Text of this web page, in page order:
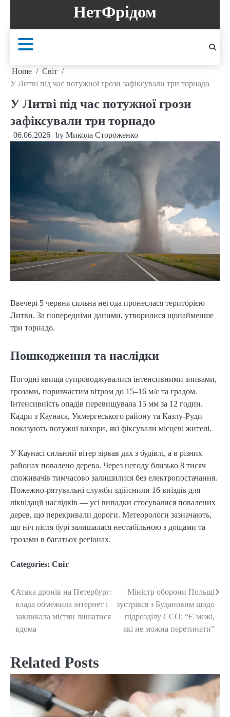
content
НетФрідом
Home
Світ
У Литві під час потужної грози зафіксували три торнадо
У Литві під час потужної грози
зафіксували три торнадо
06.06.2026 by Микола Стороженко
Ввечері 5 червня сильна негода пронеслася територією
Литви. За попередніми даними, утворилися щонайменше
три торнадо.
Пошкодження та наслідки
Погодні явища супроводжувалися інтенсивними зливами,
грозами, поривчастим вітром до 15–16 м/с та градом.
Інтенсивність опадів перевищувала 15 мм за 12 годин.
Кадри з Каунаса, Укмергеського району та Казлу-Руди
показують потужні вихори, які фіксували місцеві жителі.
У Каунасі сильний вітер зірвав дах з будівлі, а в різних
районах повалено дерева. Через негоду близько 8 тисяч
споживачів тимчасово залишилися без електропостачання.
Пожежно-рятувальні служби здійснили 16 виїздів для
ліквідації наслідків — усі випадки стосувалися повалених
дерев, що перекривали дороги. Метеорологи зазначають,
що ніч після бурі залишалася нестабільною з дощами та
грозами в багатьох регіонах.
Categories: Світ
Post
navigation
Атака дронів на Петербург:
влада обмежила інтернет і
закликала містян лишатися
вдома
Міністр оборони Польщі
зустрівся з Будановим щодо
підрозділу ССО: “Є межі,
які не можна перетинати”
Related Posts